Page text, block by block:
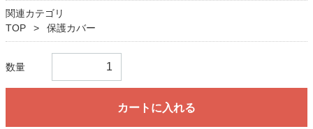
関連カテゴリ
TOP
保護カバー
数量
カートに入れる